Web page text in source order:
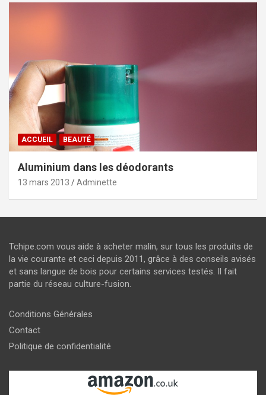
ACCUEIL BEAUTÉ
Aluminium dans les déodorants
13 mars 2013 Adminette
Tchipe.com vous aide à acheter malin, sur tous les produits de
la vie courante et ceci depuis 2011, grâce à des conseils avisés
et sans langue de bois pour certains services testés. Il fait
partie du réseau culture-fusion.
Conditions Générales
Contact
Politique de confidentialité